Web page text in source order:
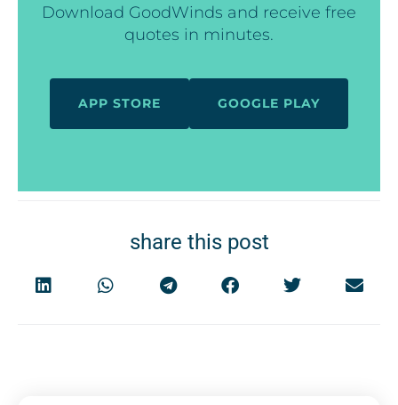
Download GoodWinds and receive free
quotes in minutes.
APP STORE GOOGLE PLAY
share this post